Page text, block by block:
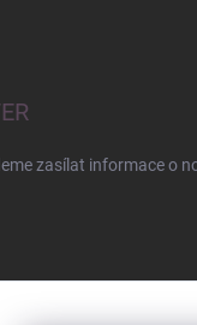
zasílat informace o